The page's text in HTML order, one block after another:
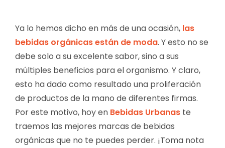
Ya lo hemos dicho en más de una ocasión, las
bebidas orgánicas están de moda. Y esto no se
debe solo a su excelente sabor, sino a sus
múltiples beneficios para el organismo. Y claro,
esto ha dado como resultado una proliferación
de productos de la mano de diferentes firmas.
Por este motivo, hoy en Bebidas Urbanas te
traemos las mejores marcas de bebidas
orgánicas que no te puedes perder. ¡Toma nota